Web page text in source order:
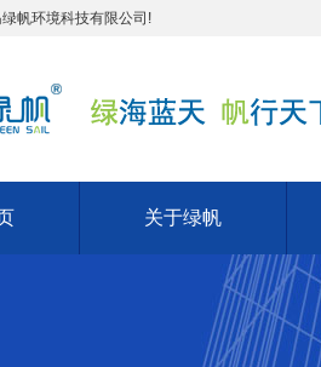
帆环境科技有限公司!
关于绿帆